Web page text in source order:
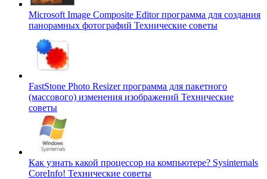
Microsoft Image Composite Editor программа для создания
панорамных фотографий Технические советы
FastStone Photo Resizer программа для пакетного
(массового) изменения изображений Технические
советы
Как узнать какой процессор на компьютере? Sysinternals
CoreInfo! Технические советы